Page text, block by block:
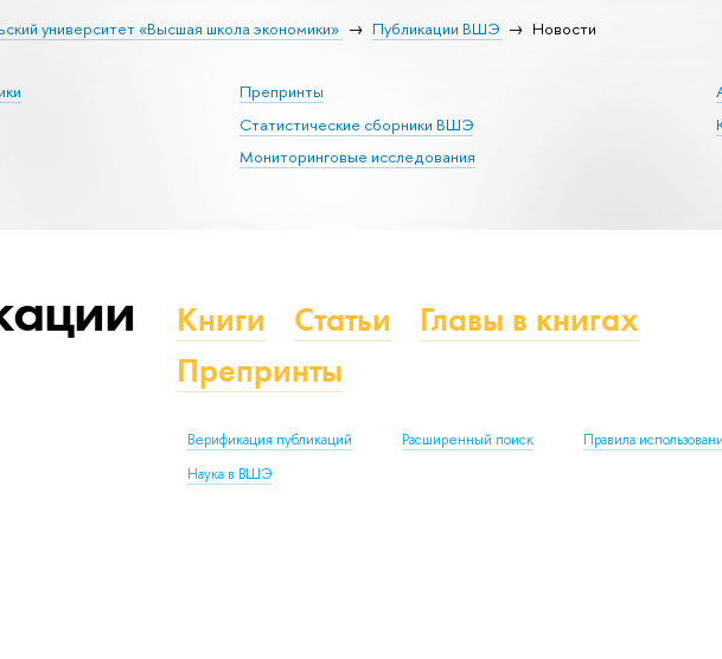
университет «Высшая школа экономики» Публикации ВШЭ Новости
Препринты
Статистические сборники ВШЭ
Мониторинговые исследования
Книги Статьи
Главы в книгах
Препринты
Верификация публикаций Расширенный поиск
Правила
Наука в ВШЭ